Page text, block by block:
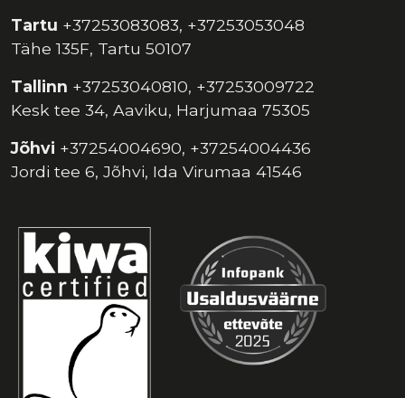
Tartu +37253083083, +37253053048
Tähe 135F, Tartu 50107
Tallinn +37253040810, +37253009722
Kesk tee 34, Aaviku, Harjumaa 75305
Jõhvi +37254004690, +37254004436
Jordi tee 6, Jõhvi, Ida Virumaa 41546